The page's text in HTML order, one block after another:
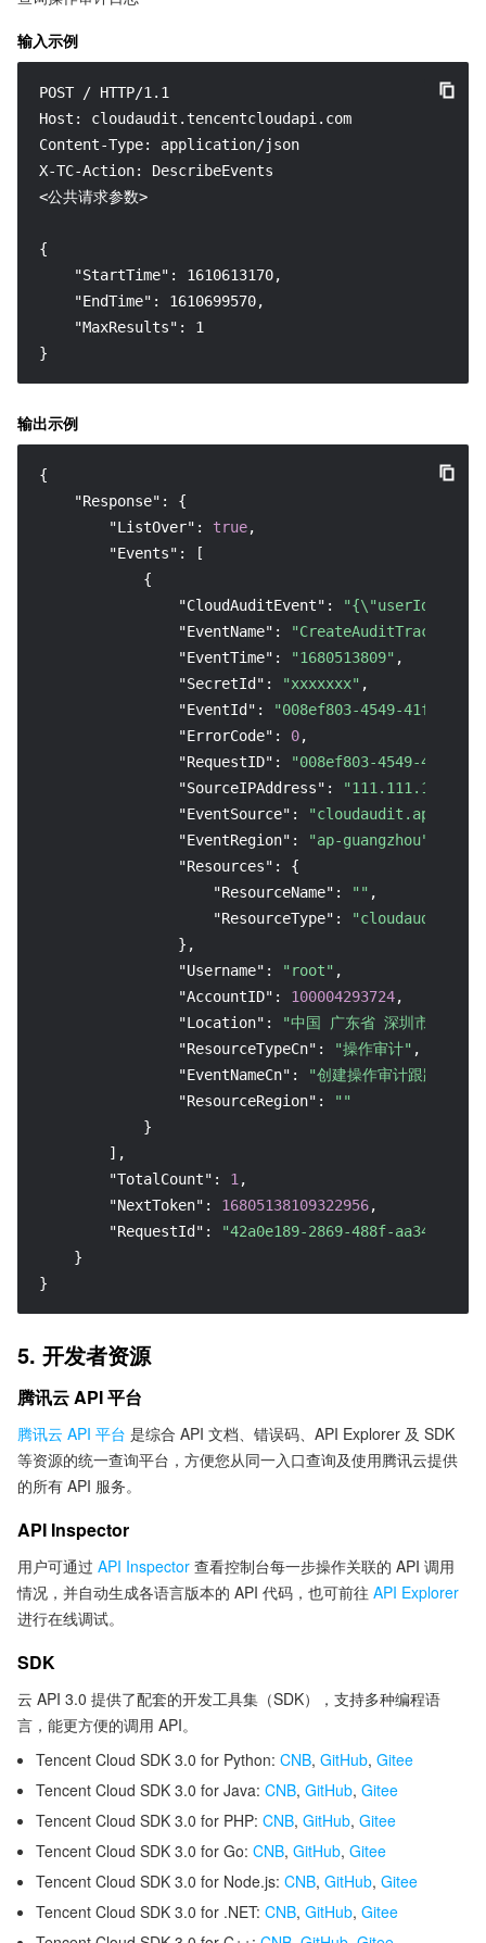
输入示例
POST / HTTP/1.1
Host: cloudaudit.tencentcloudapi.com
Content-Type: application/json
X-TC-Action: DescribeEvents
<公共请求参数>
{
    "StartTime": 1610613170,
    "EndTime": 1610699570,
    "MaxResults": 1
}
输出示例
{
"Response" :
{
"ListOver" : true,
"Events" :
[
{
"CloudAuditEvent" :
"EventName" : "CreateAuditTrack"
"EventTime" : "1680513809" ,
"SecretId" : "xxxxxxx" ,
"EventId" :
"008ef803-4549-41fe-
"ErrorCode" : 0,
"RequestID" :
"008ef803-4549-41fe-
"SourceIPAddress" :
"EventSource" :
"cloudaudit.ap-
"EventRegion" : "ap-guangzhou"
"Resources" :
{
"ResourceName" : "" ,
"ResourceType" :
"cloudaudit"
} ,
"Username" : "root" ,
"AccountID" : 100004293724,
"Location" :
"中国 广东省 深圳市 中国
"ResourceTypeCn" : "操作审计" ,
"EventNameCn" : "创建操作审计跟踪集"
"ResourceRegion" :
""
}
] ,
"TotalCount" : 1 ,
"NextToken" : 16805138109322956,
"RequestId" :
"42a0e189-2869-488f-aa34-
}
}
5. 开发者资源
腾讯云 API 平台
腾讯云 API 平台 是综合 API 文档、错误码、API Explorer 及 SDK
等资源的统一查询平台，方便您从同一入口查询及使用腾讯云提供
的所有 API 服务。
API Inspector
用户可通过 API Inspector 查看控制台每一步操作关联的 API 调用
情况，并自动生成各语言版本的 API 代码，也可前往 API Explorer
进行在线调试。
SDK
云 API 3.0 提供了配套的开发工具集（SDK），支持多种编程语
言，能更方便的调用 API。
Tencent Cloud SDK 3.0 for Python: CNB, GitHub, Gitee
Tencent Cloud SDK 3.0 for Java: CNB, GitHub, Gitee
Tencent Cloud SDK 3.0 for PHP: CNB, GitHub, Gitee
Tencent Cloud SDK 3.0 for Go: CNB, GitHub, Gitee
Tencent Cloud SDK 3.0 for Node.js: CNB, GitHub, Gitee
Tencent Cloud SDK 3.0 for .NET: CNB, GitHub, Gitee